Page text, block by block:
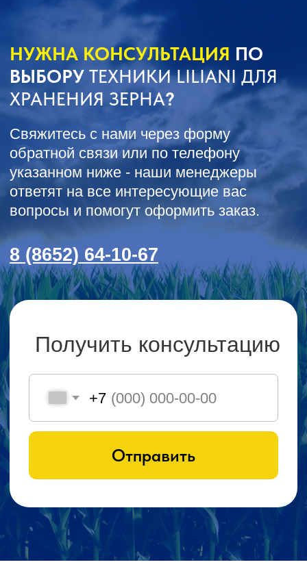
пластикового рукава среды, где благодаря
процессу дыхания зерна, насекомых и
атмосферы — снижается уровень кислорода
за счет его замещения углекислым газом. Так
как воздухообмен с внешней средой закрыт,
происходит консервация зерна в среде
углекислого газа, который является
идеальным натуральным консервантом. При
этом все насекомые и вредители погибают
уже через 10 дней.
Сферы применения:
• растениеводство — для хранения
выращенного зерна;
• животноводство и птицеводство — создание
кормовой базы;
Подробнее
Возможность хранения
влажного зерна